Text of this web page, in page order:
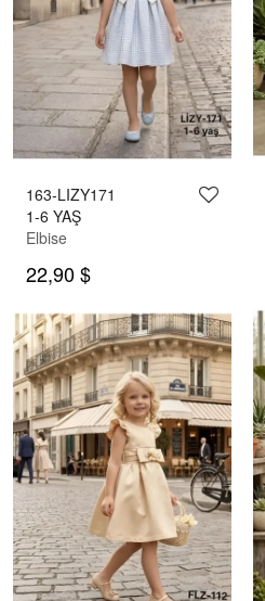
163-LIZY171
1-6 YAŞ
Elbise
22,90 $